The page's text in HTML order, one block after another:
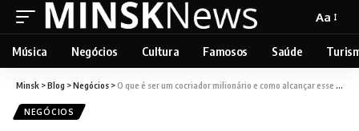
Aa
Música Negócios Cultura Famosos Saúde
Minsk >Blog >Negócios >O que é ser um cocriador milionário e como alcançar esse estado
NEGÓCIOS